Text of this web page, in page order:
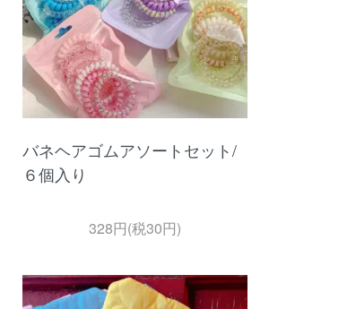
バネヘアゴムアソートセット/
６個入り
328円(税30円)